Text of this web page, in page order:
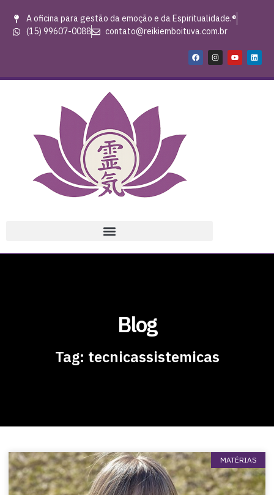
A oficina para gestão da emoção e da Espiritualidade.®
(15) 99607-0088
contato@reikiemboituva.com.br
Blog
Tag: tecnicassistemicas
MATÉRIAS